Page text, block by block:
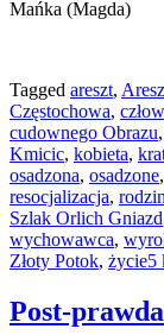
Mańka (Magda)
Tagged areszt,
Częstochowa,
cudownego Obrazu,
Kmicic, kobieta,
osadzona, osadzone,
resocjalizacja,
Szlak Orlich Gniazd
wychowawca,
Złoty Potok, życie5
Post-prawda